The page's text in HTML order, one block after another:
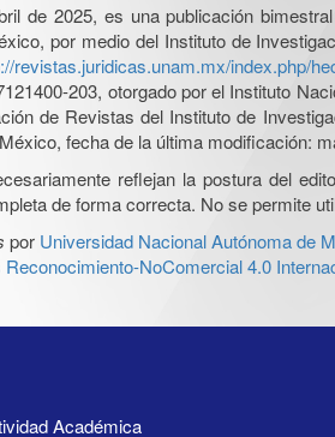
de 2025, es una publicación
por medio del Instituto de
revistas.juridicas.unam.mx/index.php/
203, otorgado por el Instituto
de Revistas del Instituto de
fecha de la última modificación:
reflejan la postura del
de forma correcta. No se permite
por Universidad Nacional Autónoma de
NoComercial 4.0
Académica